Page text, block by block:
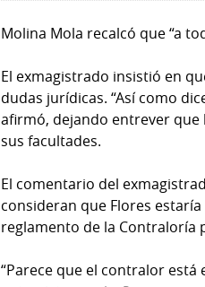
Molina Mola recalcó que “a
El exmagistrado insistió en
dudas jurídicas. “Así como
afirmó, dejando entrever
sus facultades.
El comentario del
consideran que Flores
reglamento de la
“Parece que el contralor